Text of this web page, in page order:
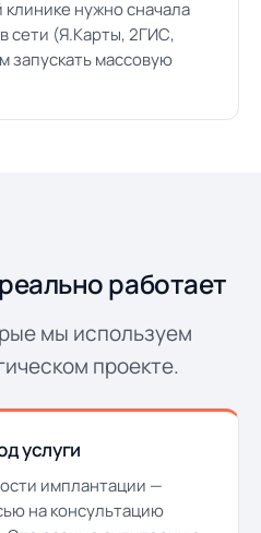
нужно сначала
сети (Я.Карты, 2ГИС,
запускать массовую
работает
мы используем
проекте.
услуги
имплантации —
на консультацию